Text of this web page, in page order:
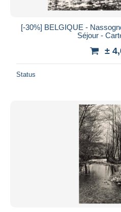
[-30%] BELGIQUE -
Séjour -
±
Status